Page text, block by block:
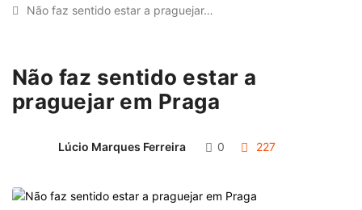
Não faz sentido estar a praguejar…
Não faz sentido estar a
praguejar em Praga
Lúcio Marques Ferreira 0 227